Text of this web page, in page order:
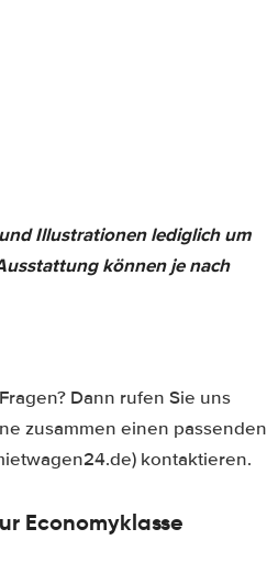
Illustrationen lediglich um
können je nach
Dann rufen Sie uns
zusammen einen passenden
kontaktieren.
Economyklasse